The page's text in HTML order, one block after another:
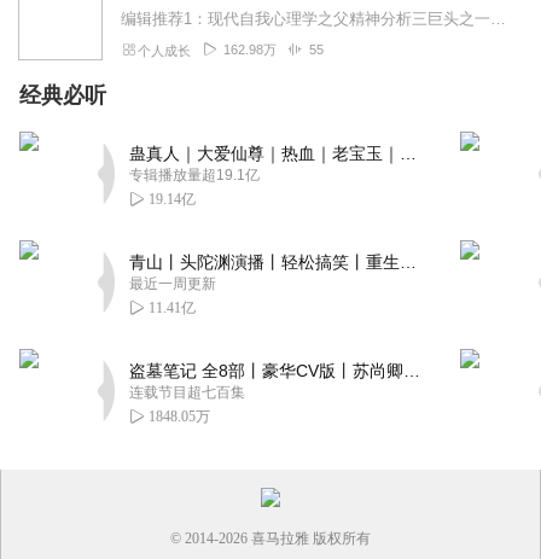
编辑推荐1：现代自我心理学之父精神分析三巨头之一、个体心理学的创始人、现代自我心理学之父、20世纪三大心理学家之一阿尔弗雷德·阿德勒终生教育理念的代表之作。马斯...
个人成长 162.98万 55
经典必听
专辑播放量超19.1亿
19.14亿
最近一周更新
11.41亿
连载节目超七百集
1848.05万
© 2014-2026 喜马拉雅 版权所有